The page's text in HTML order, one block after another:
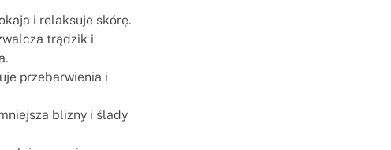
i relaksuje skórę.
trądzik i
przebarwienia i
blizny i ślady